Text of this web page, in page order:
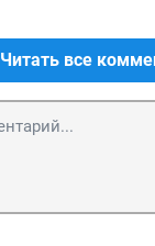
Читать все